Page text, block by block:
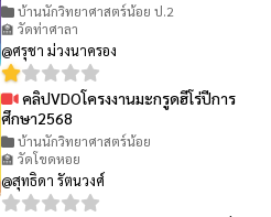
บ้านนักวิทยาศาสตร์น้อย ป.2
🏫 วัดท่าศาลา
@ศรุชา ม่วงนาครอง
คลิปVDOโครงงานมะกรูดฮีโร่ปีการ
ศึกษา2568
บ้านนักวิทยาศาสตร์น้อย
🏫 วัดโขดหอย
@สุทธิดา รัตนวงศ์